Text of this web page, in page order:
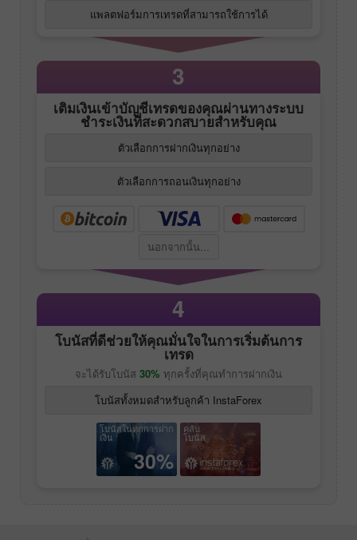
แพลตฟอร์มการเทรดที่สามารถใช้การได้
3
เติมเงินเข้าบัญชีเทรดของคุณผ่านทางระบบ
ชำระเงินที่สะดวกสบายสำหรับคุณ
ตัวเลือกการฝากเงินทุกอย่าง
ตัวเลือกการถอนเงินทุกอย่าง
นอกจากนั้น...
4
โบนัสที่ดีช่วยให้คุณมั่นใจในการเริ่มต้นการ
เทรด
จะได้รับโบนัส 30% ทุกครั้งที่คุณทำการฝากเงิน
โบนัสทั้งหมดสำหรับลูกค้า InstaForex
โบนัสในทุกการฝาก
เงิน
30%
คลับ
โบนัส